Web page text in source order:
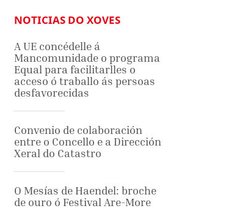
NOTICIAS DO XOVES
A UE concédelle á
Mancomunidade o programa
Equal para facilitarlles o
acceso ó traballo ás persoas
desfavorecidas
Convenio de colaboración
entre o Concello e a Dirección
Xeral do Catastro
O Mesías de Haendel: broche
de ouro ó Festival Are-More